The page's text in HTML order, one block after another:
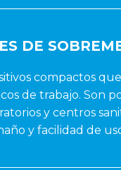
DE
compactos
de trabajo. Son
y centros
y facilidad de